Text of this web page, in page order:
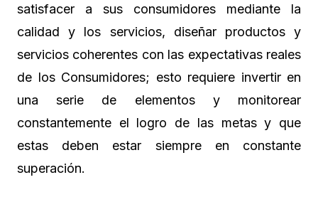
satisfacer a sus consumidores mediante la
calidad y los servicios, diseñar productos y
servicios coherentes con las expectativas reales
de los Consumidores; esto requiere invertir en
una serie de elementos y monitorear
constantemente el logro de las metas y que
estas deben estar siempre en constante
superación.